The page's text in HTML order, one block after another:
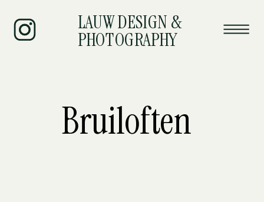
LAUW DESIGN &
PHOTOGRAPHY
Bruiloften